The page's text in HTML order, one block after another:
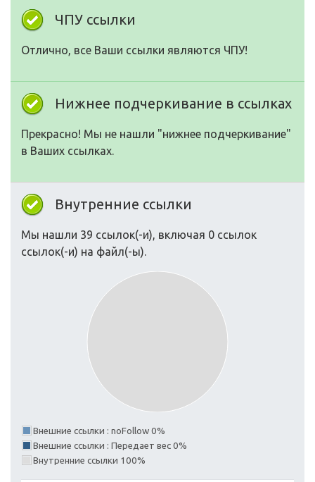
ЧПУ ссылки
Отлично, все Ваши ссылки являются ЧПУ!
Нижнее подчеркивание в ссылках
Прекрасно! Мы не нашли "нижнее подчеркивание"
в Ваших ссылках.
Внутренние ссылки
Мы нашли 39 ссылок(-и), включая 0 ссылок
ссылок(-и) на файл(-ы).
Внешние ссылки : noFollow 0%
Внешние ссылки : Передает вес 0%
Внутренние ссылки 100%